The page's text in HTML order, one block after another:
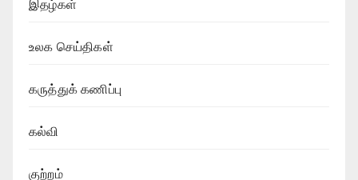
இதழ்கள்
உலக செய்திகள்
கருத்துக் கணிப்பு
கல்வி
குற்றம்